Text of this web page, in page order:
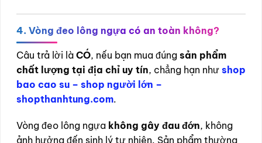
4. Vòng đeo lông ngựa có an toàn không?
Câu trả lời là CÓ, nếu bạn mua đúng sản phẩm
chất lượng tại địa chỉ uy tín, chẳng hạn như shop
bao cao su – shop người lớn –
shopthanhtung.com.
Vòng đeo lông ngựa không gây đau đớn, không
ảnh hưởng đến sinh lý tự nhiên. Sản phẩm thường